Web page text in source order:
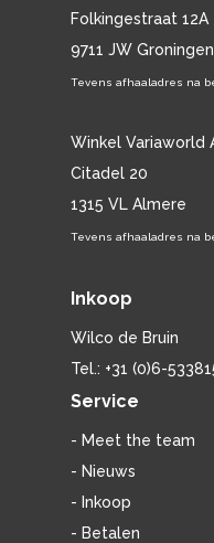
Folkingestraat 12A
9711 JW Groningen
Tevens afhaaladres na
Winkel Variaworld
Citadel 20
1315 VL Almere
Tevens afhaaladres na
Inkoop
Wilco de Bruin
Tel.: +31 (0)6-
Service
- Meet the team
- Nieuws
- Inkoop
- Betalen